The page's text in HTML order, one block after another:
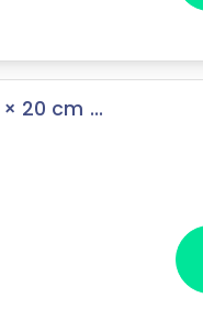
20 cm ...